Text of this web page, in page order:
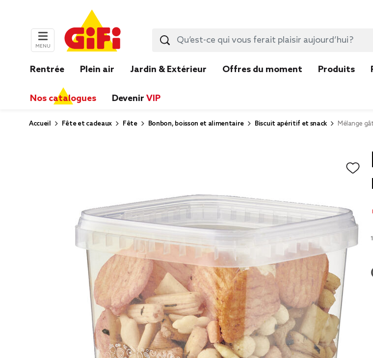
MENU
Rentrée Plein air Jardin & Extérieur Offres du moment Produits
Nos catalogues Devenir VIP
Accueil Fête et cadeaux Fête Bonbon, boisson et alimentaire Biscuit apéritif et snack Mélange